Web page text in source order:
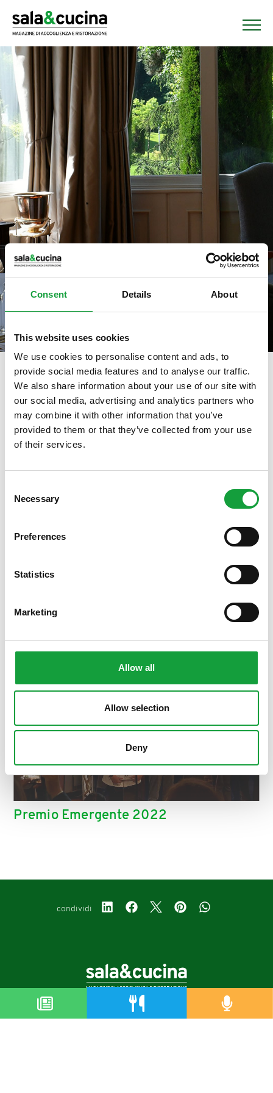
Consent Details About
This website uses cookies
We use cookies to personalise content and ads, to
provide social media features and to analyse our traffic.
We also share information about your use of our site with
our social media, advertising and analytics partners who
may combine it with other information that you’ve
provided to them or that they’ve collected from your use
of their services.
Selection
Necessary
Preferences
Statistics
Marketing
Allow all
Allow selection
Deny
tag directory > vincitore emergentechef
Vincitore EmergenteChef
Di seguito tutti i contenuti taggati con:
Premio Emergente 2022
condividi
Copyright © 2019-2026
ISCRIVITI ALLA NEWSLETTER
Resta aggiornato su tutte le ultime novita nel campo